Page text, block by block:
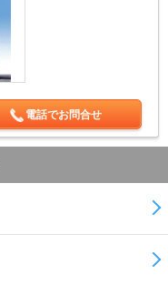
電話でお問合せ